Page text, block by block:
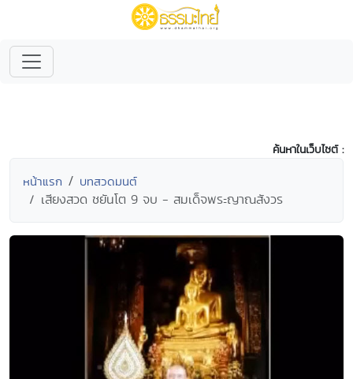
ค้นหาในเว็บไซต์ :
หน้าแรก บทสวดมนต์
เสียงสวด ชยันโต 9 จบ - สมเด็จพระญาณสังวร